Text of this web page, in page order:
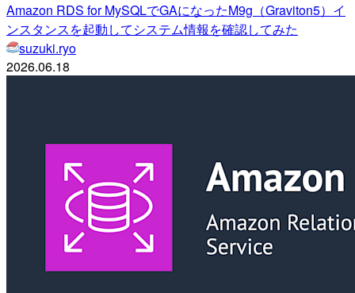
Amazon RDS for MySQLでGAになったM9g（Graviton5）イ
ンスタンスを起動してシステム情報を確認してみた
suzuki.ryo
2026.06.18